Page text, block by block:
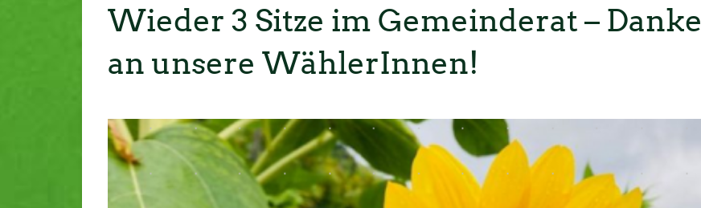
Wieder 3 Sitze im Gemeinderat – Danke
an unsere WählerInnen!